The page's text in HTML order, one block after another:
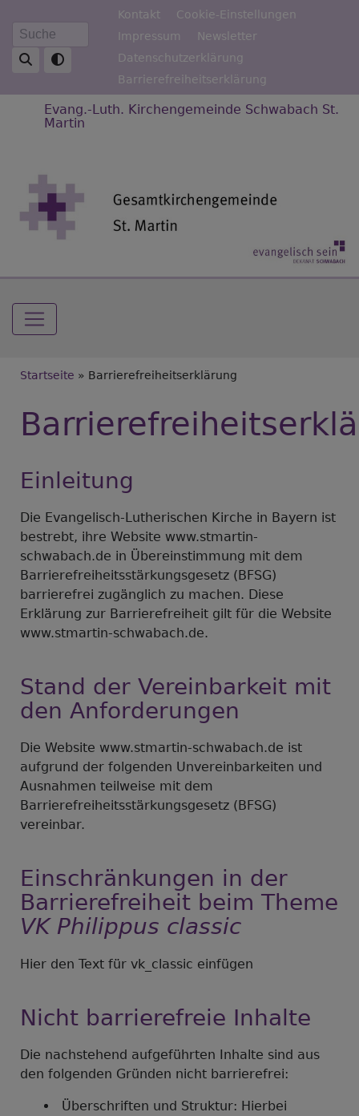
zum
Inhalt
Suche
Fußbereichsmenü
Kontakt
Cookie-Einstellungen
Impressum
Newsletter
Datenschutzerklärung
Barrierefreiheitserklärung
Evang.-Luth. Kirchengemeinde Schwabach St.
Martin
Hauptnavigation
Breadcrumb
Startseite Barrierefreiheitserklärung
Einleitung
Die Evangelisch-Lutherischen Kirche in Bayern ist
bestrebt, ihre Website www.stmartin-
schwabach.de in Übereinstimmung mit dem
Barrierefreiheitsstärkungsgesetz (BFSG)
barrierefrei zugänglich zu machen. Diese
Erklärung zur Barrierefreiheit gilt für die Website
www.stmartin-schwabach.de.
Stand der Vereinbarkeit mit
den Anforderungen
Die Website www.stmartin-schwabach.de ist
aufgrund der folgenden Unvereinbarkeiten und
Ausnahmen teilweise mit dem
Barrierefreiheitsstärkungsgesetz (BFSG)
vereinbar.
Einschränkungen in der
Barrierefreiheit beim Theme
VK Philippus classic
Hier den Text für vk_classic einfügen
Nicht barrierefreie Inhalte
Die nachstehend aufgeführten Inhalte sind aus
den folgenden Gründen nicht barrierefrei:
Überschriften und Struktur: Hierbei